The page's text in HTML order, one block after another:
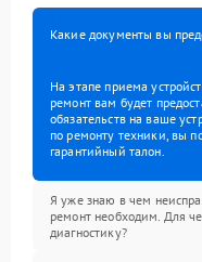
Какие документы вы
На этапе приема
ремонт вам будет
обязательств на ваше
по ремонту техники, вы
гарантийный талон.
Я уже знаю в чем
ремонт необходим. Для
диагностику?